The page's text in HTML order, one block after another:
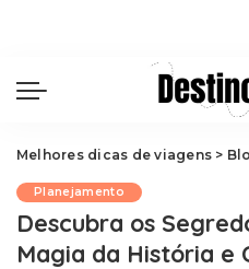
Melhores dicas de viagens >
Planejamento
Descubra os
Magia da História e